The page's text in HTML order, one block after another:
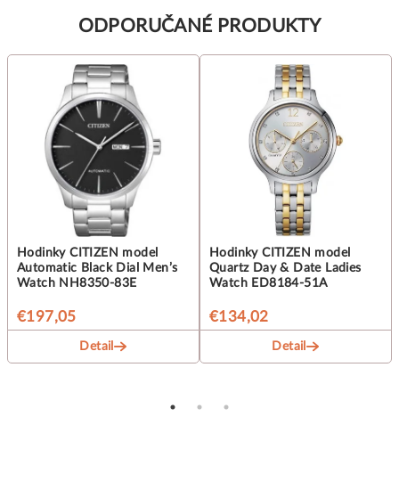
ODPORUČANÉ PRODUKTY
Hodinky CITIZEN model
Automatic Black Dial Men’s
Watch NH8350-83E
€197,05
Detail
Hodinky CITIZEN model
Quartz Day & Date Ladies
Watch ED8184-51A
€134,02
Detail